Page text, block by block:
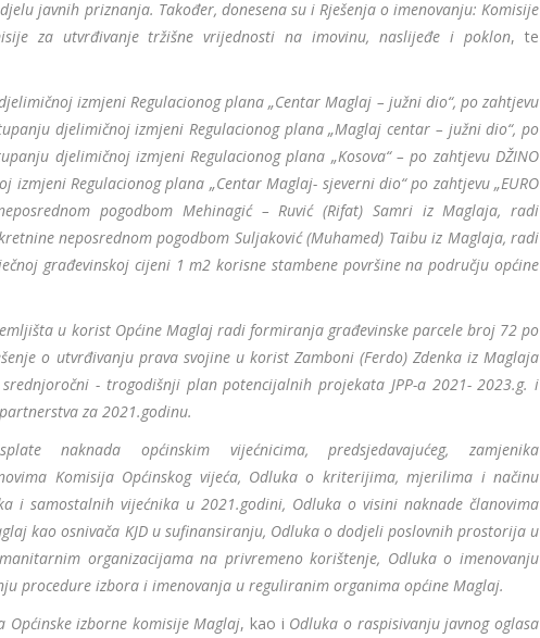
javnih priznanja. Također, donesena su i Rješenja o imenovanju: Komisije
za utvrđivanje tržišne vrijednosti na imovinu, naslijeđe i poklon, te
izmjeni Regulacionog plana „Centar Maglaj – južni dio“, po zahtjevu
djelimičnoj izmjeni Regulacionog plana „Maglaj centar – južni dio“, po
djelimičnoj izmjeni Regulacionog plana „Kosova“ – po zahtjevu DŽINO
Regulacionog plana „Centar Maglaj- sjeverni dio“ po zahtjevu „EURO
pogodbom Mehinagić – Ruvić (Rifat) Samri iz Maglaja, radi
neposrednom pogodbom Suljaković (Muhamed) Taibu iz Maglaja, radi
građevinskoj cijeni 1 m2 korisne stambene površine na području općine
u korist Općine Maglaj radi formiranja građevinske parcele broj 72 po
o utvrđivanju prava svojine u korist Zamboni (Ferdo) Zdenka iz Maglaja
srednjoročni - trogodišnji plan potencijalnih projekata JPP-a 2021- 2023.g. i
za 2021.godinu.
naknada općinskim vijećnicima, predsjedavajućeg, zamjenika
Komisija Općinskog vijeća, Odluka o kriterijima, mjerilima i načinu
i samostalnih vijećnika u 2021.godini, Odluka o visini naknade članovima
kao osnivača KJD u sufinansiranju, Odluka o dodjeli poslovnih prostorija u
organizacijama na privremeno korištenje, Odluka o imenovanju
procedure izbora i imenovanja u reguliranim organima općine Maglaj.
Općinske izborne komisije Maglaj, kao i Odluka o raspisivanju javnog oglasa